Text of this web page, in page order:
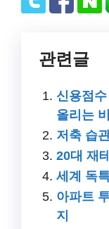
관련글
신용점
올리는
저축 습
20대 재
세계 독
아파트
지